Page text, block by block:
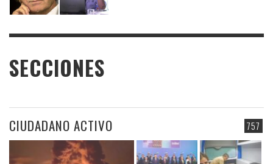
SECCIONES
757
CIUDADANO ACTIVO